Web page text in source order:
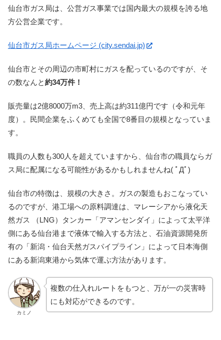
仙台市ガス局は、公営ガス事業では国内最大の規模を誇る地
方公営企業です。
仙台市ガス局ホームページ (city.sendai.jp)
仙台市とその周辺の市町村にガスを配っているのですが、そ
の数なんと約34万件！
販売量は2億8000万m3、売上高は約311億円です（令和元年
度）。民間企業をふくめても全国で8番目の規模となっていま
す。
職員の人数も300人を超えていますから、仙台市の職員ならガ
ス局に配属になる可能性があるかもしれませんね( ﾟДﾟ)
仙台市の特徴は、規模の大きさ。ガスの製造もおこなってい
るのですが、港工場への原料調達は、マレーシアから液化天
然ガス （LNG）タンカー「アマンセンダイ」によって太平洋
側にある仙台港まで液体で輸入する方法と、石油資源開発所
有の「新潟・仙台天然ガスパイプライン」によって日本海側
にある新潟東港から気体で運ぶ方法があります。
カミノ
複数の仕入れルートをもつと、万が一の災害時
にも対応ができるのです。